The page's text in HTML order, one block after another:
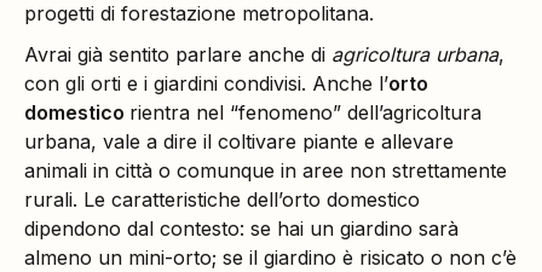
progetti di forestazione metropolitana.
Avrai già sentito parlare anche di agricoltura urbana,
con gli orti e i giardini condivisi. Anche l’orto
domestico rientra nel “fenomeno” dell’agricoltura
urbana, vale a dire il coltivare piante e allevare
animali in città o comunque in aree non strettamente
rurali. Le caratteristiche dell’orto domestico
dipendono dal contesto: se hai un giardino sarà
almeno un mini-orto; se il giardino è risicato o non c’è